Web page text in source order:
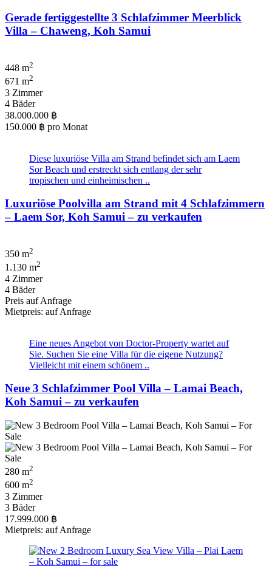
Gerade fertiggestellte 3 Schlafzimmer Meerblick
Villa – Chaweng, Koh Samui
448 m2
671 m2
3 Zimmer
4 Bäder
38.000.000 ฿
150.000 ฿ pro Monat
Diese luxuriöse Villa am Strand befindet sich am Laem
Sor Beach und erstreckt sich entlang der sehr
tropischen und einheimischen ..
Luxuriöse Poolvilla am Strand mit 4 Schlafzimmern
– Laem Sor, Koh Samui – zu verkaufen
350 m2
1.130 m2
4 Zimmer
4 Bäder
Preis auf Anfrage
Mietpreis: auf Anfrage
Eine neues Angebot von Doctor-Property wartet auf
Sie. Suchen Sie eine Villa für die eigene Nutzung?
Vielleicht mit einem schönem ..
Neue 3 Schlafzimmer Pool Villa – Lamai Beach,
Koh Samui – zu verkaufen
280 m2
600 m2
3 Zimmer
3 Bäder
17.999.000 ฿
Mietpreis: auf Anfrage